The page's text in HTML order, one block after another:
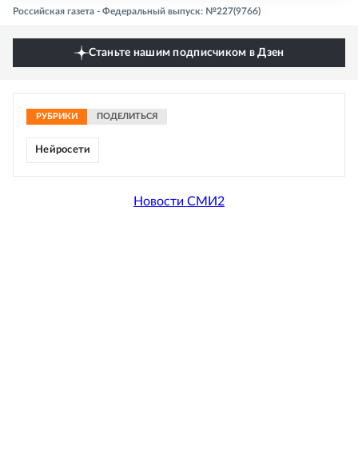
Российская газета - Федеральный выпуск: №227(9766)
Станьте нашим подписчиком в Дзен
РУБРИКИ ПОДЕЛИТЬСЯ
Нейросети
Новости СМИ2